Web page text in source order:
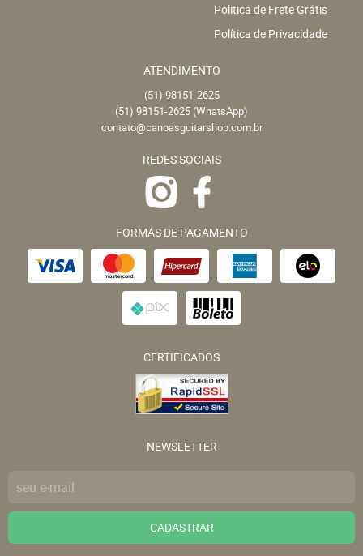
Politica de Frete Grátis
Política de Privacidade
ATENDIMENTO
(51) 98151-2625
(51) 98151-2625 (WhatsApp)
contato@canoasguitarshop.com.br
REDES SOCIAIS
FORMAS DE PAGAMENTO
CERTIFICADOS
NEWSLETTER
CADASTRAR